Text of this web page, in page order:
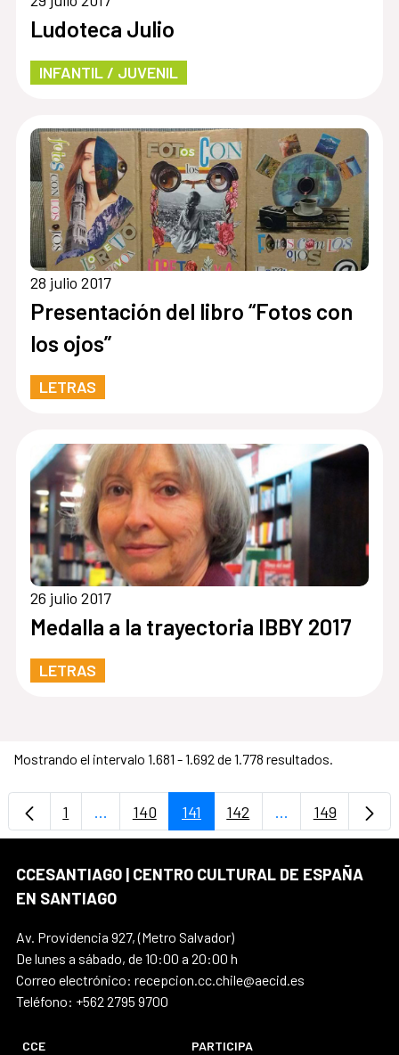
Ludoteca Julio
INFANTIL / JUVENIL
28 julio 2017
Presentación del libro “Fotos con
los ojos”
LETRAS
26 julio 2017
Medalla a la trayectoria IBBY 2017
LETRAS
Mostrando el intervalo 1.681 - 1.692 de 1.778 resultados.
Página
1 ...Páginas intermedias Use TAB para
Página
140 Página
141 Página
142 ...PáginasPágina
149
CCESANTIAGO | CENTRO CULTURAL DE ESPAÑA
EN SANTIAGO
Av. Providencia 927, (Metro Salvador)
De lunes a sábado, de 10:00 a 20:00 h
Correo electrónico: recepcion.cc.chile@aecid.es
Teléfono: +562 2795 9700
CCE PARTICIPA